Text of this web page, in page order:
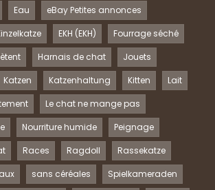
Eau
eBay Petites annonces
EKH (EKH)
Fourrage séché
Harnais de chat
Jouets
Katzen Katzenhaltung Kitten
Lait
Le chat ne mange pas
Nourriture humide
Peignage
Races Ragdoll
Rassekatze
sans céréales
Spielkameraden